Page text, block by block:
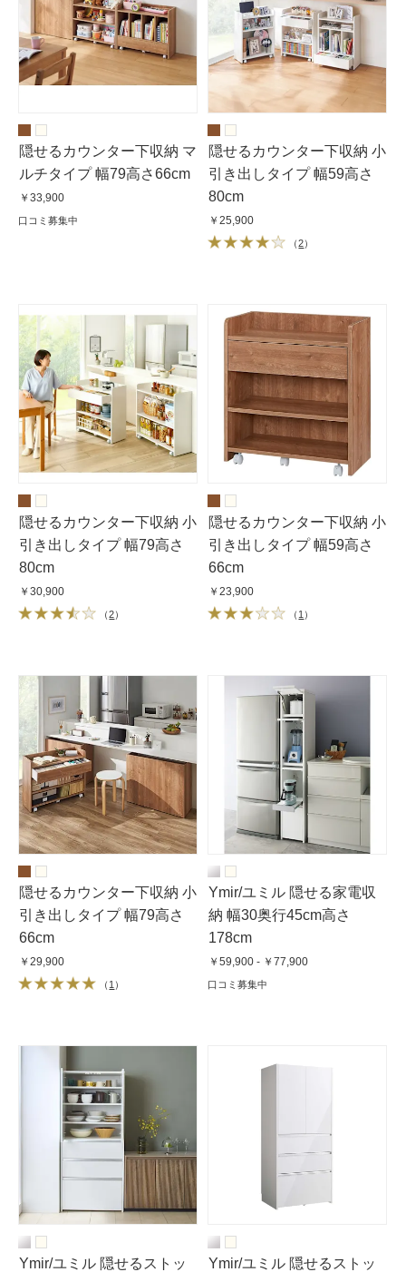
隠せるカウンター下収納 マ
ルチタイプ 幅79高さ66cm
￥33,900
口コミ募集中
隠せるカウンター下収納 小
引き出しタイプ 幅59高さ
80cm
￥25,900
（2）
隠せるカウンター下収納 小
引き出しタイプ 幅79高さ
80cm
￥30,900
（2）
隠せるカウンター下収納 小
引き出しタイプ 幅59高さ
66cm
￥23,900
（ 1 ）
隠せるカウンター下収納 小
引き出しタイプ 幅79高さ
66cm
￥29,900
（ 1 ）
Ymir/ユミル 隠せる家電収
納 幅30奥行45cm高さ
178cm
￥59,900 - ￥77,900
口コミ募集中
Ymir/ユミル 隠せるストッ
Ymir/ユミル 隠せるストッ